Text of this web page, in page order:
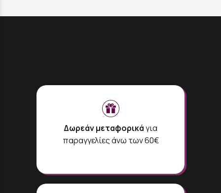
Δωρεάν μεταφορικάγια
παραγγελίες άνω των 60€